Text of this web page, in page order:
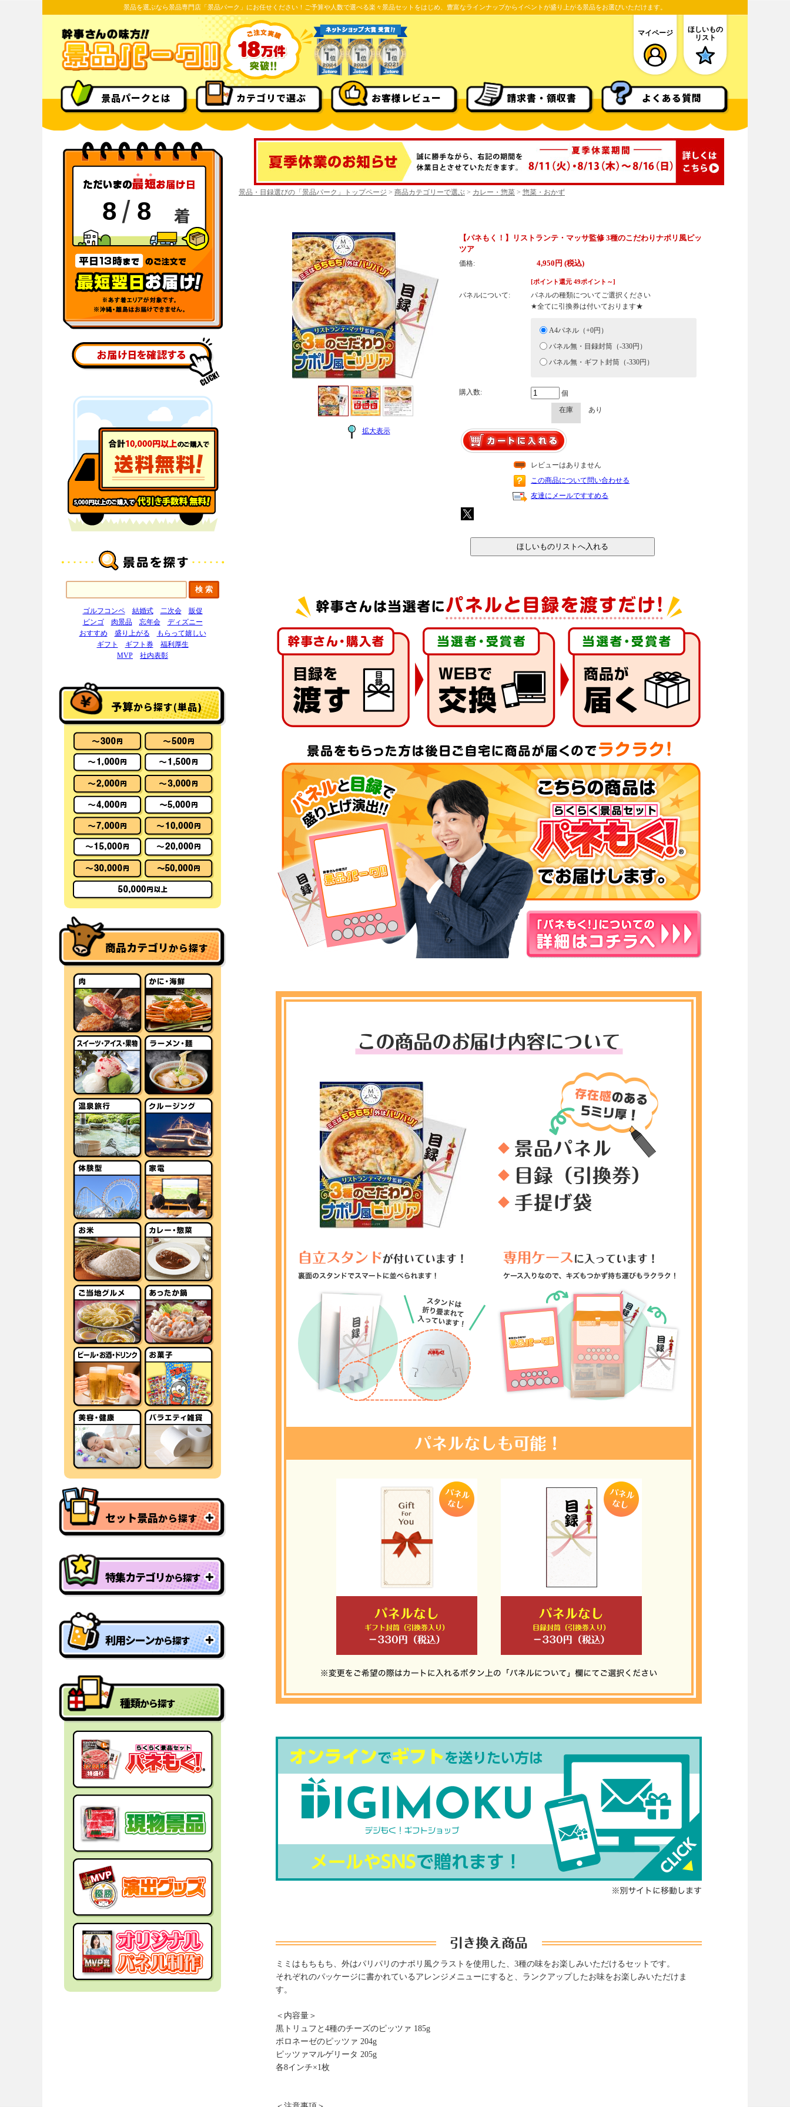
景品を選ぶなら景品専門店「景品パーク」にお任せください！ご予算や人数で選べる楽々景品セットをはじめ、豊富なラインナップからイベントが盛り上がる景品をお選びいただけます。
マイページ
ほしいもの
リスト
景品パークとは カテゴリで選ぶ お客様レビュー 請求書・領収書 よくある質問
8 / 8 着
ゴルフコンペ 結婚式 二次会
販促
ビンゴ
肉景品 忘年会
ディズニー
おすすめ
盛り上がる
もらって嬉しい
ギフト
ギフト券
福利厚生
MVP
社内表彰
予算から探す(単品)
商品カテゴリから探す
セット景品から探す
特集カテゴリから探す
型抜きパネル景品
一年分景品
参加賞・残念賞
スペシャルプライス
迷った時にはコレ！
盛り上げたい時はコレ！
面白・変わった景品
金運アップ！？景品
男性向け景品
女性向け景品
利用シーンから探す
ゴルフコンペの景品
ビンゴ景品
宴会の景品
社内表彰の景品
社内イベントの景品
福利厚生・インセンティブ
結婚式の景品
忘年会の景品
種類から探す
景品・目録選びの「景品パーク」トップページ > 商品カテゴリーで選ぶ > カレー・惣菜 > 惣菜・おかず
拡大表示
【パネもく！】リストランテ・マッサ監修 3種のこだわりナポリ風ピッ
ツア
価格: 4,950円 (税込)
[ポイント還元 49ポイント～]
パネルについて:
パネルの種類についてご選択ください
★全てに引換券は付いております★
A4パネル（+0円）
パネル無・目録封筒（-330円）
パネル無・ギフト封筒（-330円）
購入数:
個
在庫
あり
レビューはありません
この商品について問い合わせる
友達にメールですすめる
ミミはもちもち、外はパリパリのナポリ風クラストを使用した、3種の味をお楽しみいただけるセットです。
それぞれのパッケージに書かれているアレンジメニューにすると、ランクアップしたお味をお楽しみいただけま
す。
＜内容量＞
黒トリュフと4種のチーズのピッツァ 185g
ボロネーゼのピッツァ 204g
ピッツァマルゲリータ 205g
各8インチ×1枚